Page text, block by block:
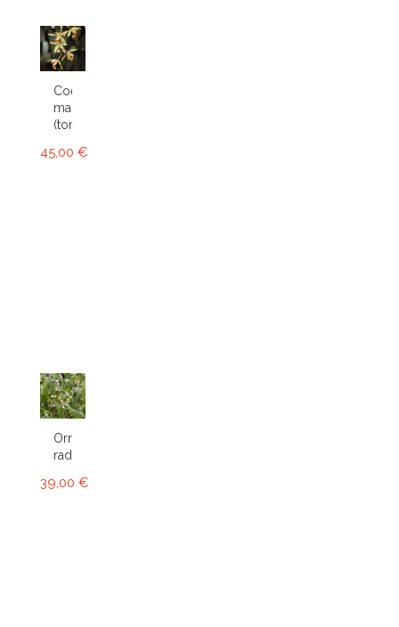
Coelogyne
massangeana
(tomentosa)
45,00 €
Ornithophora
radicans...
39,00 €